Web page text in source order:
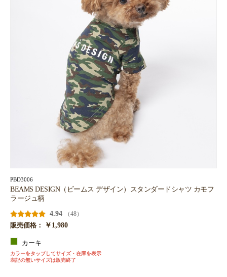
PBD3006
BEAMS DESIGN（ビームス デザイン）スタンダードシャツ カモフ
ラージュ柄
4.94
（48）
販売価格：
￥1,980
カーキ
カラーをタップしてサイズ・在庫を表示
表記の無いサイズは販売終了